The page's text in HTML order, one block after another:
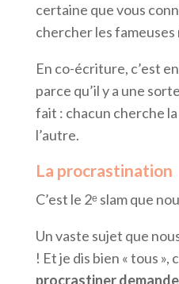
certaine que vous
chercher les fameuses
En co-écriture, c’est
parce qu’il y a une
fait : chacun cherche
l’autre.
La procrastination
C’est le 2ᵉ slam que
Un vaste sujet que
! Et je dis bien « tous »,
procrastiner